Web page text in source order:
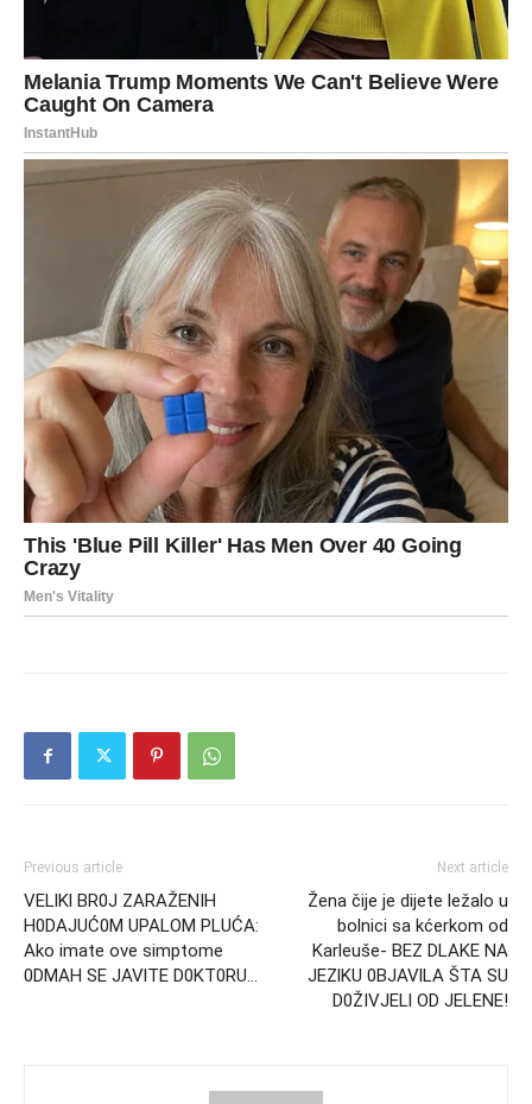
Previous article
VELlKl BR0J ZARAŽENIH
H0DAJUĆ0M UPALOM PLUĆA:
Ako imate ove simptome
0DMAH SE JAVlTE D0KT0RU…
Next article
Žena čije je dijete ležalo u
bolnici sa kćerkom od
Karleuše- BEZ DLAKE NA
JEZlKU 0BJAVlLA ŠTA SU
D0ŽIVJELl OD JELENE!